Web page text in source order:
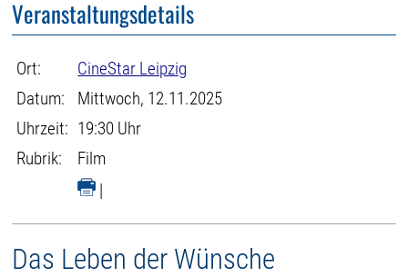
Veranstaltungsdetails
Ort:
CineStar Leipzig
Datum:
Mittwoch, 12.11.2025
Uhrzeit: 19:30 Uhr
Rubrik:
Film
|
Das Leben der Wünsche